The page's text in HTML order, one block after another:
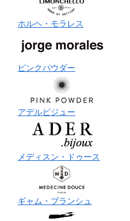
ホルヘ・モラレス
ピンクパウダー
アデルビジュー
メディスン・ドゥース
ギャム・ブランシュ